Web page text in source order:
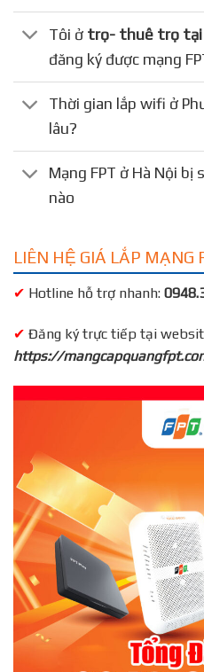
Tôi ở trọ- thuê trọ tại
đăng ký được mạng
Thời gian lắp wifi ở
lâu?
Mạng FPT ở Hà Nội
nào
LIÊN HỆ GIÁ LẮP MẠNG
✔ Hotline hỗ trợ nhanh:
✔ Đăng ký trực tiếp tại
https://